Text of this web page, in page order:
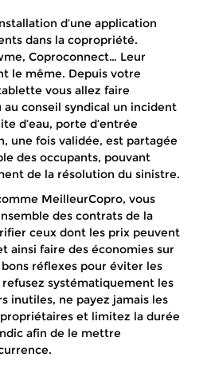
d’une application
dans la copropriété.
Coproconnect… Leur
le même. Depuis votre
vous allez faire
conseil syndical un incident
d’eau, porte d’entrée
une fois validée, est partagée
des occupants, pouvant
de la résolution du sinistre.
MeilleurCopro, vous
des contrats de la
ceux dont les prix peuvent
ainsi faire des économies sur
réflexes pour éviter les
systématiquement les
inutiles, ne payez jamais les
et limitez la durée
afin de le mettre